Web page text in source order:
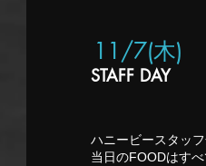
11/7(木)
STAFF DAY
ハニービースタッ
当日のFOODはす